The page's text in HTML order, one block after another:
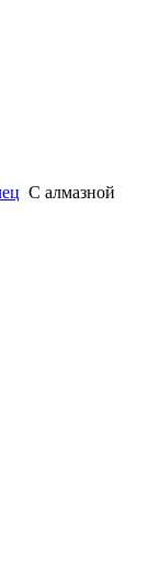
С алмазной